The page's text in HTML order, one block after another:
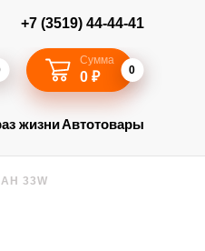
+7 (3519) 44-44-41
Сумма
0 ₽ 0
жизниАвтотовары
33W